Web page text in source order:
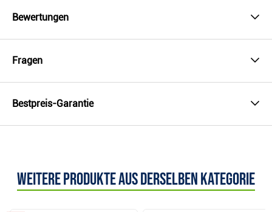
Bewertungen
Fragen
Bestpreis-Garantie
Weitere Produkte aus derselben Kategorie